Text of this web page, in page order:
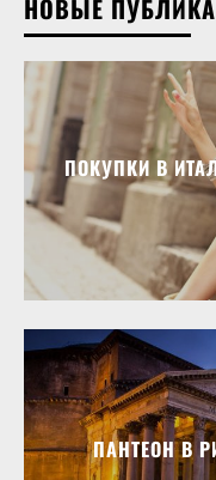
НОВЫЕ
ПОКУПКИ В
ПАНТЕОН В